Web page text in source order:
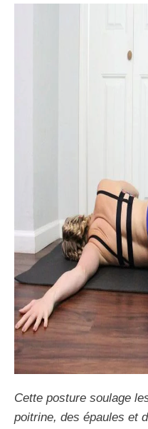
Cette posture soulage
poitrine, des épaules et